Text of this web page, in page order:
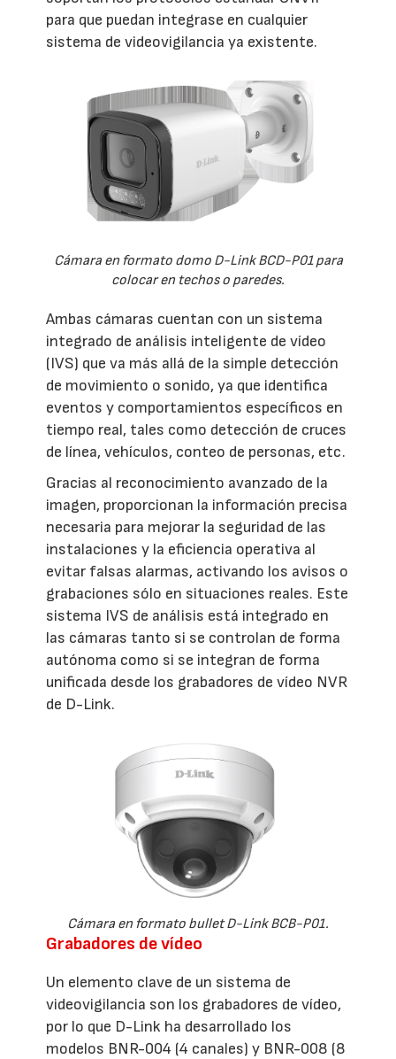
para que puedan integrase en cualquier
sistema de videovigilancia ya existente.
Cámara en formato domo D-Link BCD-P01 para
colocar en techos o paredes.
Ambas cámaras cuentan con un sistema
integrado de análisis inteligente de vídeo
(IVS) que va más allá de la simple detección
de movimiento o sonido, ya que identifica
eventos y comportamientos específicos en
tiempo real, tales como detección de cruces
de línea, vehículos, conteo de personas, etc.
Gracias al reconocimiento avanzado de la
imagen, proporcionan la información precisa
necesaria para mejorar la seguridad de las
instalaciones y la eficiencia operativa al
evitar falsas alarmas, activando los avisos o
grabaciones sólo en situaciones reales. Este
sistema IVS de análisis está integrado en
las cámaras tanto si se controlan de forma
autónoma como si se integran de forma
unificada desde los grabadores de vídeo NVR
de D-Link.
Cámara en formato bullet D-Link BCB-P01.
Grabadores de vídeo
Un elemento clave de un sistema de
videovigilancia son los grabadores de vídeo,
por lo que D-Link ha desarrollado los
modelos BNR-004 (4 canales) y BNR-008 (8